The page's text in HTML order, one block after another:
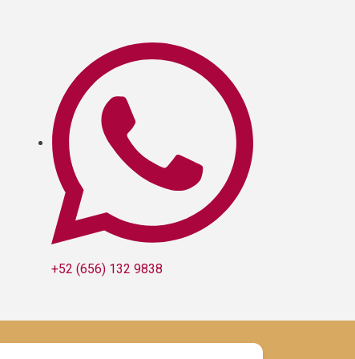
+52 (656) 132 9838